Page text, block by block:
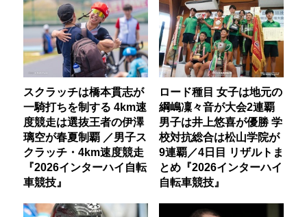
スクラッチは橋本貫志が
一騎打ちを制する 4km速
度競走は選抜王者の伊澤
璃空が春夏制覇 ／男子ス
クラッチ・4km速度競走
『2026インターハイ自転
車競技』
ロード種目 女子は地元の
綱嶋凜々音が大会2連覇
男子は井上悠喜が優勝 学
校対抗総合は松山学院が
9連覇／4日目 リザルトま
とめ『2026インターハイ
自転車競技』